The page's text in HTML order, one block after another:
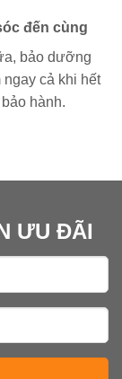
đến cùng
bảo dưỡng
ngay cả khi hết
hành.
ƯU ĐÃI